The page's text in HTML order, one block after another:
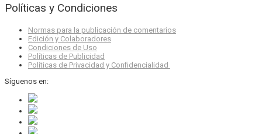
Políticas y Condiciones
Normas para la publicación de comentarios
Edición y Colaboradores
Condiciones de Uso
Políticas de Publicidad
Políticas de Privacidad y Confidencialidad
Síguenos en: